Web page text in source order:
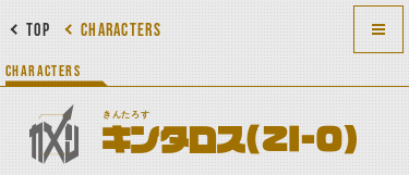
CHARACTERS
TOP
CHARACTERS
きんたろす
キンタロス(ZI-O)